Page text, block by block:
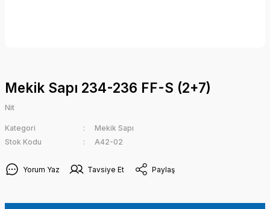
Mekik Sapı 234-236 FF-S (2+7)
Nit
Kategori
Mekik Sapı
Stok Kodu
A42-02
Yorum Yaz Tavsiye Et Paylaş